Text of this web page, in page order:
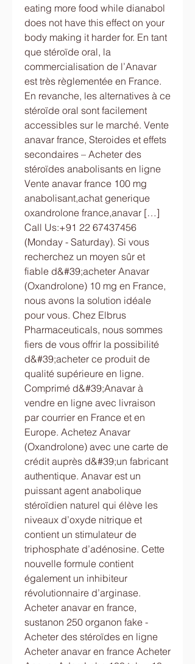
eating more food while dianabol
does not have this effect on your
body making it harder for. En tant
que stéroïde oral, la
commercialisation de l’Anavar
est très règlementée en France.
En revanche, les alternatives à ce
stéroïde oral sont facilement
accessibles sur le marché. Vente
anavar france, Steroides et effets
secondaires – Acheter des
stéroïdes anabolisants en ligne
Vente anavar france 100 mg
anabolisant,achat generique
oxandrolone france,anavar […]
Call Us:+91 22 67437456
(Monday - Saturday). Si vous
recherchez un moyen sûr et
fiable d&#39;acheter Anavar
(Oxandrolone) 10 mg en France,
nous avons la solution idéale
pour vous. Chez Elbrus
Pharmaceuticals, nous sommes
fiers de vous offrir la possibilité
d&#39;acheter ce produit de
qualité supérieure en ligne.
Comprimé d&#39;Anavar à
vendre en ligne avec livraison
par courrier en France et en
Europe. Achetez Anavar
(Oxandrolone) avec une carte de
crédit auprès d&#39;un fabricant
authentique. Anavar est un
puissant agent anabolique
stéroïdien naturel qui élève les
niveaux d’oxyde nitrique et
contient un stimulateur de
triphosphate d’adénosine. Cette
nouvelle formule contient
également un inhibiteur
révolutionnaire d’arginase.
Acheter anavar en france,
sustanon 250 organon fake -
Acheter des stéroïdes en ligne
Acheter anavar en france Acheter